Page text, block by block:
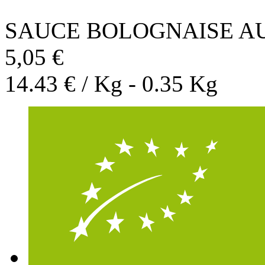
SAUCE BOLOGNAISE
5,05 €
14.43 € / Kg - 0.35 Kg